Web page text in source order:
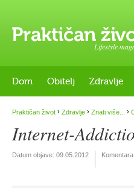
Lifestyle
Dom Obitelj Zdravlje
Praktičan život › Zdravlje › Znati više... ›
Internet-
Datum objave: 09.05.2012 Komentara: